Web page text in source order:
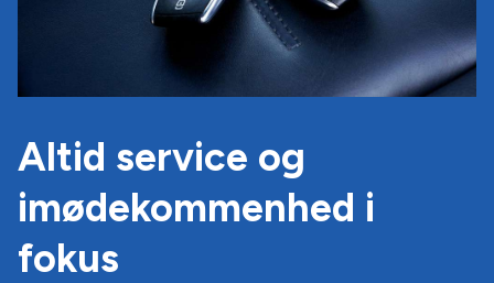
Altid service og
imødekommenhed i
fokus